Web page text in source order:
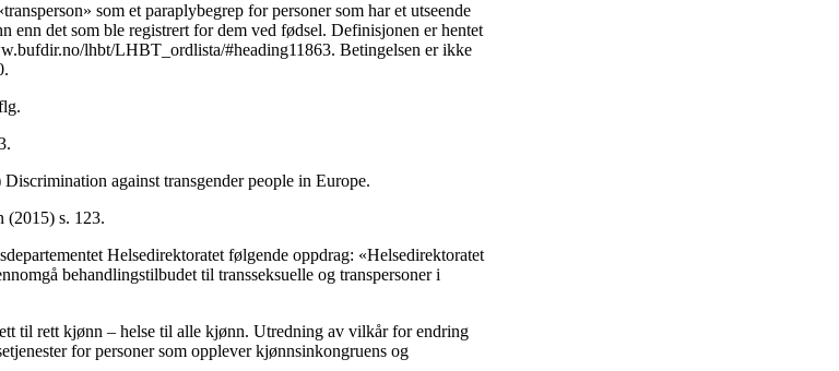
som et paraplybegrep for personer som har et utseende
enn det som ble registrert for dem ved fødsel. Definisjonen er hentet
lhbt/LHBT_ordlista/#heading11863. Betingelsen er ikke
against transgender people in Europe.
(2015) s. 123.
Helsedirektoratet følgende oppdrag: «Helsedirektoratet
behandlingstilbudet til transseksuelle og transpersoner i
til rett kjønn – helse til alle kjønn. Utredning av vilkår for endring
for personer som opplever kjønnsinkongruens og